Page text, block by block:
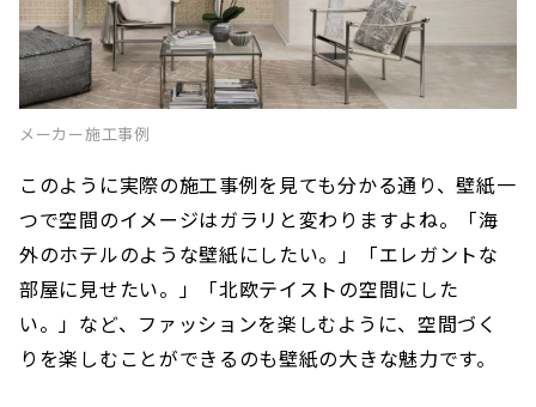
メーカー施工事例
このように実際の施工事例を見ても分かる通り、壁紙一
つで空間のイメージはガラリと変わりますよね。「海
外のホテルのような壁紙にしたい。」「エレガントな
部屋に見せたい。」「北欧テイストの空間にした
い。」など、ファッションを楽しむように、空間づく
りを楽しむことができるのも壁紙の大きな魅力です。